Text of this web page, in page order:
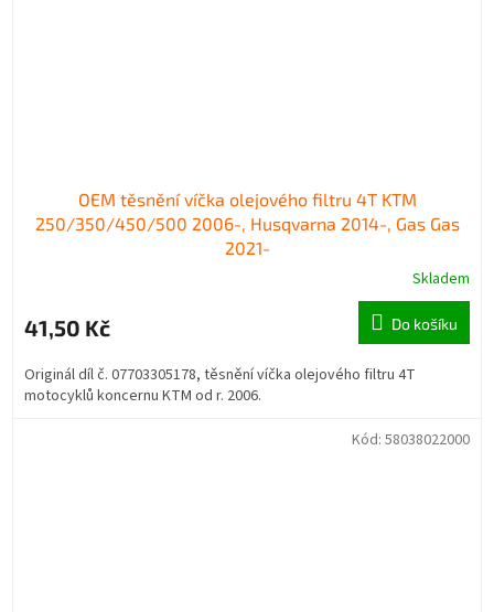
OEM těsnění víčka olejového filtru 4T KTM
250/350/450/500 2006-, Husqvarna 2014-, Gas Gas
2021-
Skladem
41,50 Kč Do košíku
Originál díl č. 07703305178, těsnění víčka olejového filtru 4T
motocyklů koncernu KTM od r. 2006.
Kód: 58038022000